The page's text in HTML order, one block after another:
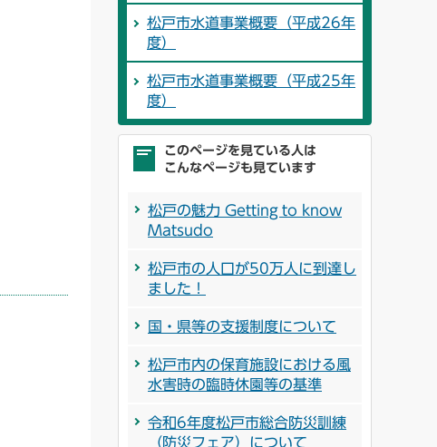
松戸市水道事業概要（平成26年
度）
松戸市水道事業概要（平成25年
度）
このページを見ている人は
こんなページも見ています
松戸の魅力 Getting to know
Matsudo
松戸市の人口が50万人に到達し
ました！
国・県等の支援制度について
松戸市内の保育施設における風
水害時の臨時休園等の基準
令和6年度松戸市総合防災訓練
（防災フェア）について